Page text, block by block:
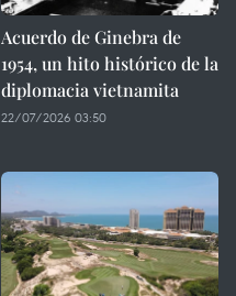
Acuerdo de Ginebra de
1954, un hito histórico de la
diplomacia vietnamita
22/07/2026 03:50